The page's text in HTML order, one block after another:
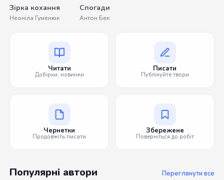
Зірка кохання
Неоніла Гуменюк
Спогади
Антон Бек
Читати
Добірки, новинки
Писати
Публікуйте твори
Чернетки
Продовжіть писати
Збережене
Поверніться до робіт
Популярні автори Переглянути все